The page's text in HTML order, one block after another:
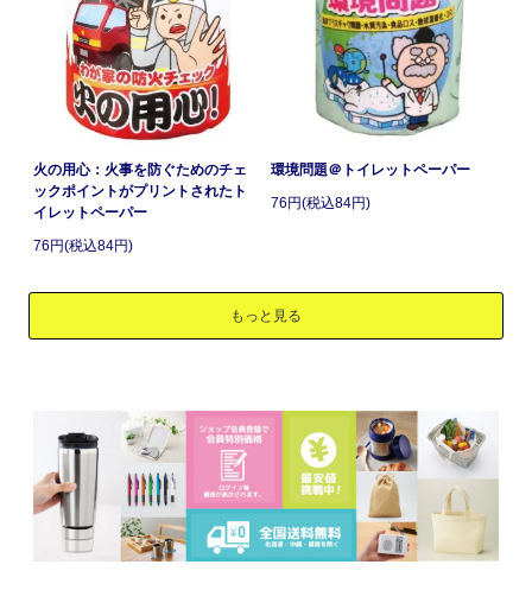
火の用心：火事を防ぐためのチェ
ックポイントがプリントされたト
イレットペーパー
76円(税込84円)
環境問題＠トイレットペーパー
76円(税込84円)
もっと見る